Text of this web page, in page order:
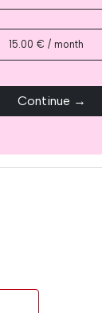
15.00 € / month
Continue →